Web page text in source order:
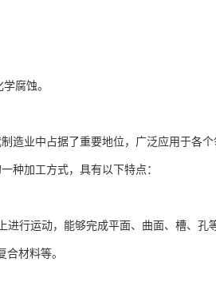
腐蚀。
造业中占据了重要地位，广泛应用于各个
种加工方式，具有以下特点：
行运动，能够完成平面、曲面、槽、孔
材料等。